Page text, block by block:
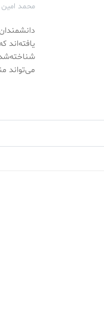
محمد امین
یافته‌اند
می‌تواند